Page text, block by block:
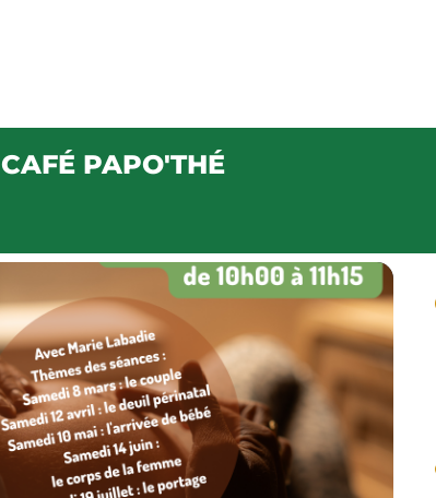
CAFÉ PAPO'THÉ